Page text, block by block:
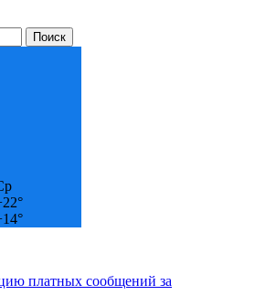
22°
14°
платных сообщений за